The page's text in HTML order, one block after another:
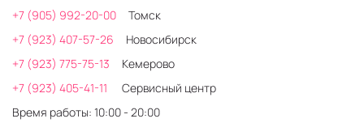
+7 (905) 992-20-00
Томск
+7 (923) 407-57-26
Новосибирск
+7 (923) 775-75-13
Кемерово
+7 (923) 405-41-11
Сервисный центр
Время работы: 10:00 - 20:00